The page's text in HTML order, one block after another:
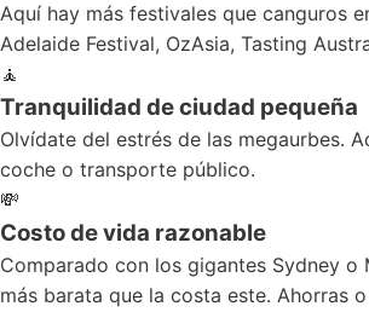
Aquí hay más festivales que canguros
Adelaide Festival, OzAsia, Tasting
🧘
Tranquilidad de ciudad pequeña
Olvídate del estrés de las megaurbes.
coche o transporte público.
💸
Costo de vida razonable
Comparado con los gigantes Sydney o
más barata que la costa este. Ahorras